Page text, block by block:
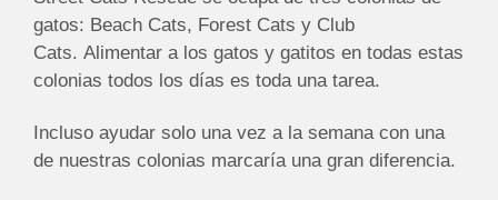
gatos: Beach Cats, Forest Cats y Club
Cats. Alimentar a los gatos y gatitos en todas estas
colonias todos los días es toda una tarea.
Incluso ayudar solo una vez a la semana con una
de nuestras colonias marcaría una gran diferencia.